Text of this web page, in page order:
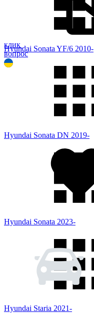
Hyundai Sonata YF/6 2010-
Hyundai Sonata DN 2019-
Hyundai Sonata 2023-
Hyundai Staria 2021-
клик
вопрос